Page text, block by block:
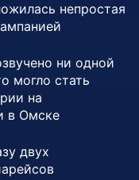
непростая
ни одной
могло стать
на
в Омске
двух